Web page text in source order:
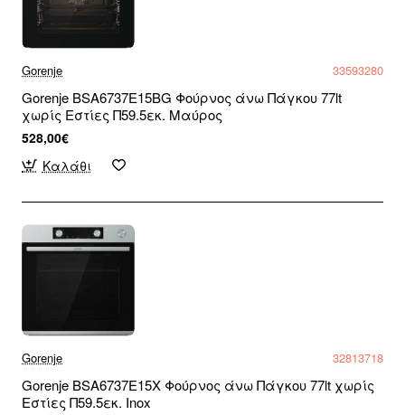
Gorenje 33593280
Gorenje BSA6737E15BG Φούρνος άνω Πάγκου 77lt
χωρίς Εστίες Π59.5εκ. Μαύρος
528,00€
Καλάθι
Gorenje 32813718
Gorenje BSA6737E15X Φούρνος άνω Πάγκου 77lt χωρίς
Εστίες Π59.5εκ. Inox